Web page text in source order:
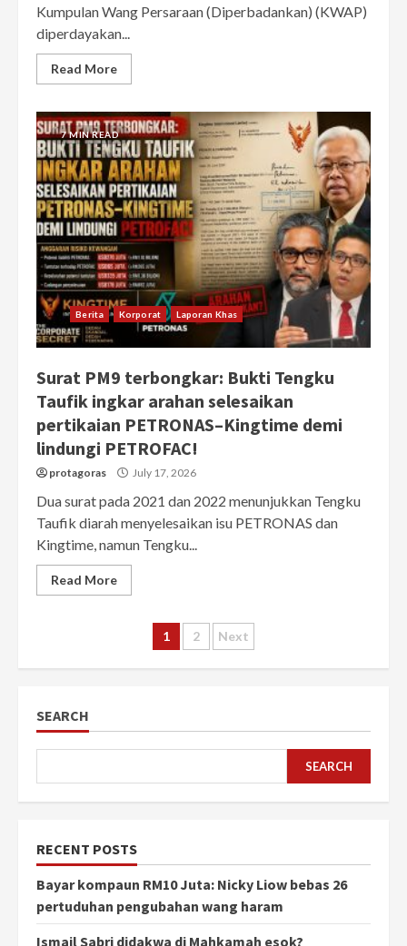
Kumpulan Wang Persaraan (Diperbadankan) (KWAP)
diperdayakan...
Read More
7 MIN READ
Berita Korporat Laporan Khas
Surat PM9 terbongkar: Bukti Tengku
Taufik ingkar arahan selesaikan
pertikaian PETRONAS–Kingtime demi
lindungi PETROFAC!
protagoras July 17, 2026
Dua surat pada 2021 dan 2022 menunjukkan Tengku
Taufik diarah menyelesaikan isu PETRONAS dan
Kingtime, namun Tengku...
Read More
Posts
pagination
1 2 Next
SEARCH
SEARCH
RECENT POSTS
Bayar kompaun RM10 Juta: Nicky Liow bebas 26
pertuduhan pengubahan wang haram
Ismail Sabri didakwa di Mahkamah esok?